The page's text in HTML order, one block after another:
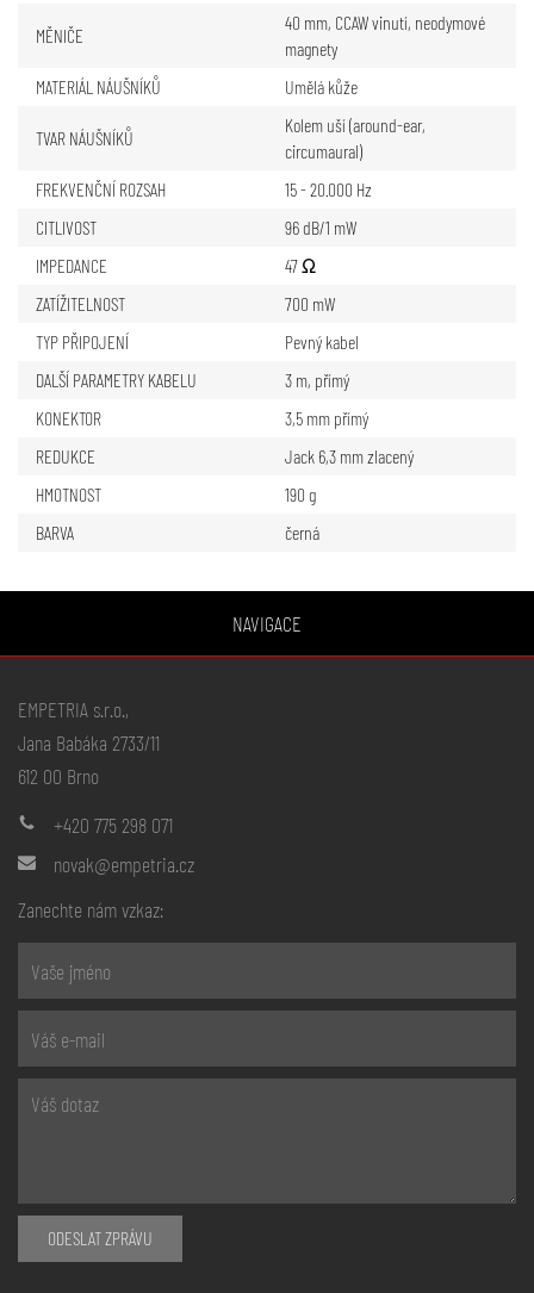
MĚNIČE
40 mm, CCAW vinutí, neodymové
magnety
MATERIÁL NÁUŠNÍKŮ
Umělá kůže
TVAR NÁUŠNÍKŮ
Kolem uší (around-ear,
circumaural)
FREKVENČNÍ ROZSAH
15 - 20.000 Hz
CITLIVOST
96 dB/1 mW
IMPEDANCE
47 Ω
ZATÍŽITELNOST
700 mW
TYP PŘIPOJENÍ
Pevný kabel
DALŠÍ PARAMETRY KABELU
3 m, přímý
KONEKTOR
3,5 mm přímý
REDUKCE
Jack 6,3 mm zlacený
HMOTNOST
190 g
BARVA
černá
NAVIGACE
EMPETRIA s.r.o.,
Jana Babáka 2733/11
612 00 Brno
+420 775 298 071
novak@empetria.cz
Zanechte nám vzkaz:
ODESLAT ZPRÁVU